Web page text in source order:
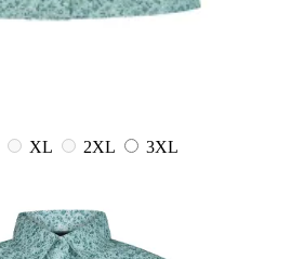
XL 2XL
3XL